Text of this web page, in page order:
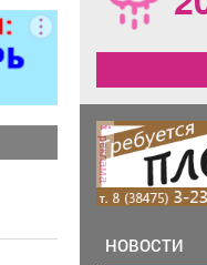
реклама
НОВОСТИ